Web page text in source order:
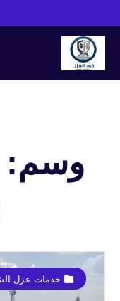
وسم:
خدمات عزل